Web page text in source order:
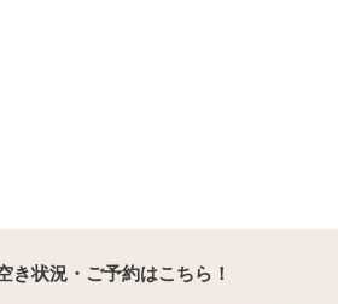
き状況・ご予約はこちら！